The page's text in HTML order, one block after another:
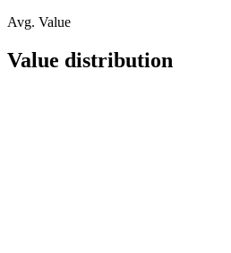
Avg. Value
Value distribution